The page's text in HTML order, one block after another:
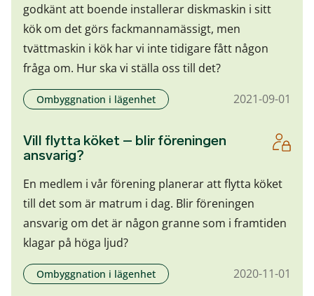
godkänt att boende installerar diskmaskin i sitt
kök om det görs fackmannamässigt, men
tvättmaskin i kök har vi inte tidigare fått någon
fråga om. Hur ska vi ställa oss till det?
Ombyggnation i lägenhet 2021-09-01
Vill flytta köket – blir föreningen
ansvarig?
En medlem i vår förening planerar att flytta köket
till det som är matrum i dag. Blir föreningen
ansvarig om det är någon granne som i framtiden
klagar på höga ljud?
Ombyggnation i lägenhet 2020-11-01